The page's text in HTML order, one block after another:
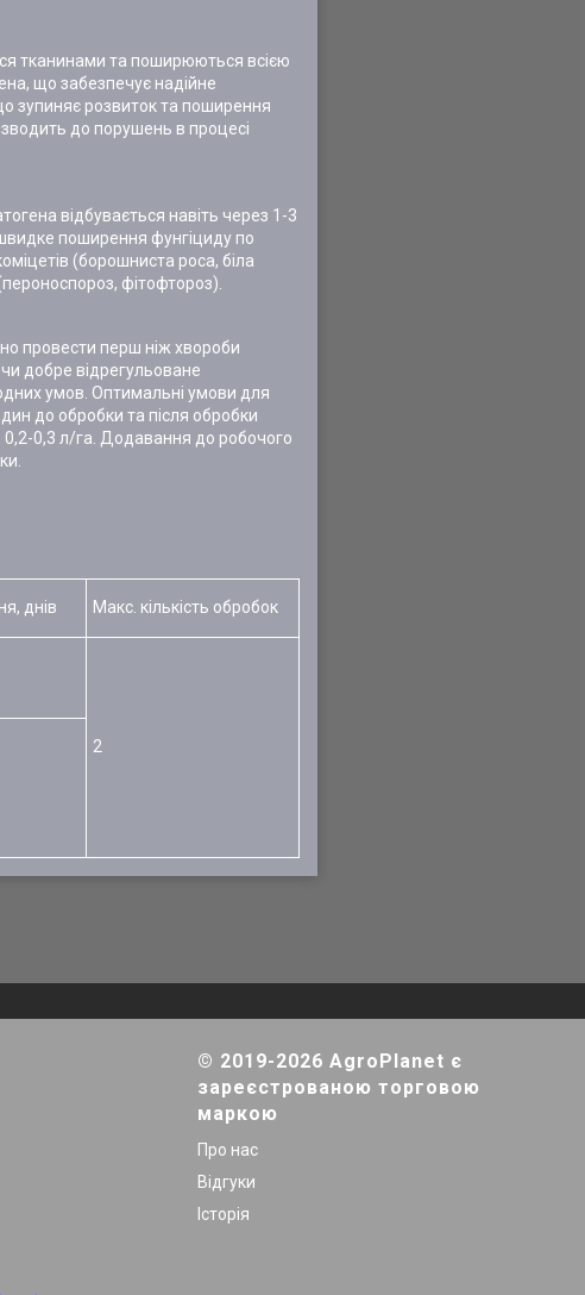
тканинами та поширюються всією
що забезпечує надійне
зупиняє розвиток та поширення
до порушень в процесі
відбувається навіть через 1-3
поширення фунгіциду по
(борошниста роса, біла
фітофтороз).
провести перш ніж хвороби
добре відрегульоване
умов. Оптимальні умови для
до обробки та після обробки
0,2-0,3 л/га. Додавання до робочого
днів Макс. кількість обробок
2
© 2019-2026 AgroPlanet є
зареєстрованою торговою
маркою
Про нас
Відгуки
Історія